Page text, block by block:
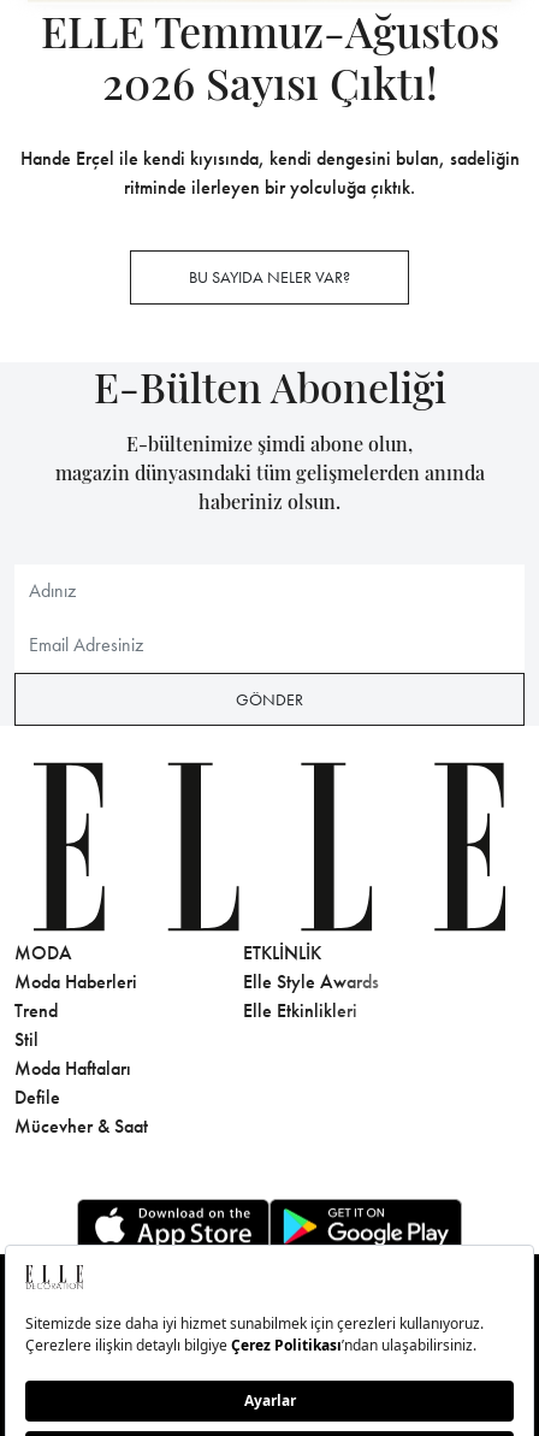
ELLE Temmuz-Ağustos
2026 Sayısı Çıktı!
Hande Erçel ile kendi kıyısında, kendi dengesini bulan, sadeliğin
ritminde ilerleyen bir yolculuğa çıktık.
BU SAYIDA NELER VAR?
E-Bülten Aboneliği
E-bültenimize şimdi abone olun,
magazin dünyasındaki tüm gelişmelerden anında
haberiniz olsun.
GÖNDER
MODA
Moda Haberleri
Trend
Stil
Moda Haftaları
Defile
Mücevher & Saat
ETKLINLIK
Elle Style Awards
Elle Etkinlikleri
© Big Medya Teknoloji A.Ş. Altunizade Mahallesi Kuşbakışı